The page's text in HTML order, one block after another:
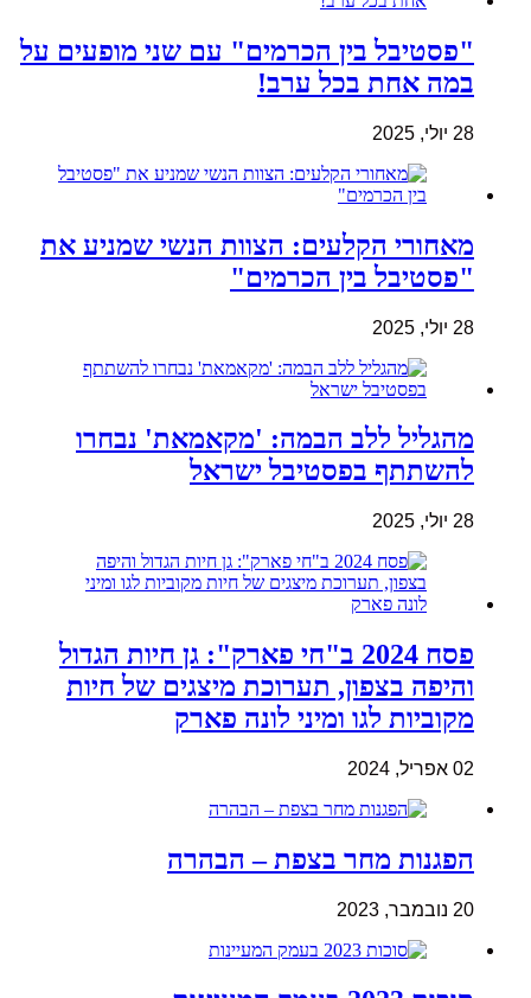
"פסטיבל בין הכרמים" עם שני מופעים על
במה אחת בכל ערב!
28 יולי, 2025
מאחורי הקלעים: הצוות הנשי שמניע את
"פסטיבל בין הכרמים"
28 יולי, 2025
מהגליל ללב הבמה: 'מקאמאת' נבחרו
להשתתף בפסטיבל ישראל
28 יולי, 2025
פסח 2024 ב"חי פארק": גן חיות הגדול
והיפה בצפון, תערוכת מיצגים של חיות
מקוביות לגו ומיני לונה פארק
02 אפריל, 2024
הפגנות מחר בצפת – הבהרה
20 נובמבר, 2023